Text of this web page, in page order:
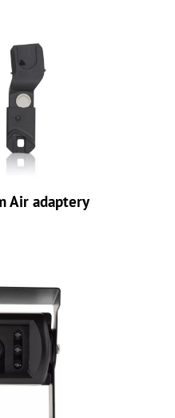
Air adaptery